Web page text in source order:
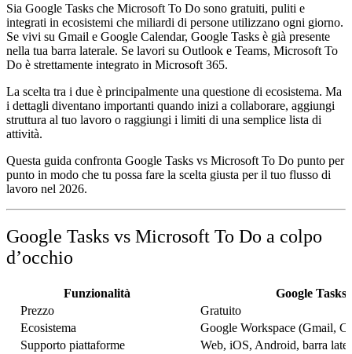
Sia Google Tasks che Microsoft To Do sono gratuiti, puliti e
integrati in ecosistemi che miliardi di persone utilizzano ogni giorno.
Se vivi su Gmail e Google Calendar, Google Tasks è già presente
nella tua barra laterale. Se lavori su Outlook e Teams, Microsoft To
Do è strettamente integrato in Microsoft 365.
La scelta tra i due è principalmente una questione di ecosistema. Ma
i dettagli diventano importanti quando inizi a collaborare, aggiungi
struttura al tuo lavoro o raggiungi i limiti di una semplice lista di
attività.
Questa guida confronta Google Tasks vs Microsoft To Do punto per
punto in modo che tu possa fare la scelta giusta per il tuo flusso di
lavoro nel 2026.
Google Tasks vs Microsoft To Do a colpo
d’occhio
Funzionalità
Google Tasks
Prezzo
Gratuito
Ecosistema
Google Workspace (Gmail,
Supporto piattaforme
Web, iOS, Android, barra